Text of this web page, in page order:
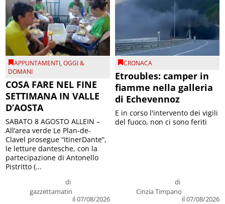
APPUNTAMENTI,OGGI &
DOMANI
COSA FARE NEL FINE
SETTIMANA IN VALLE
D’AOSTA
di
gazzettamatin
il 07/08/2026
SABATO 8 AGOSTO ALLEIN –
All’area verde Le Plan-de-
Clavel prosegue “ItinerDante”,
le letture dantesche, con la
partecipazione di Antonello
Pistritto (...
CRONACA
Etroubles: camper in
fiamme nella galleria
di Echevennoz
di
Cinzia Timpano
il 07/08/2026
E in corso l'intervento dei vigili
del fuoco, non ci sono feriti